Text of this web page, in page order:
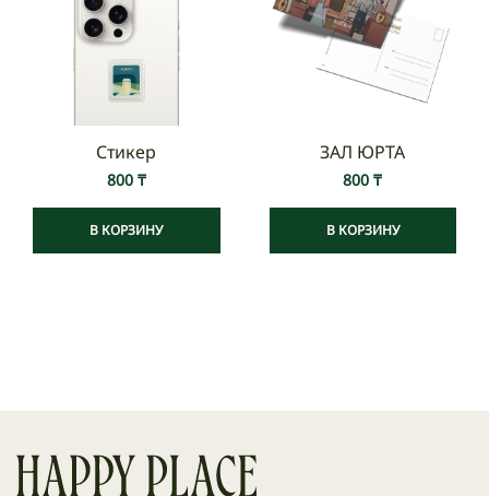
Стикер
800 ₸
В КОРЗИНУ
ЗАЛ ЮРТА
800₸
В КОРЗИНУ